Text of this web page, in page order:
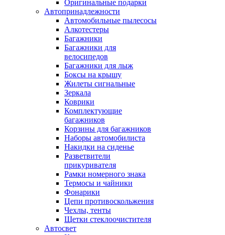
Оригинальные подарки
Автопринадлежности
Автомобильные пылесосы
Алкотестеры
Багажники
Багажники для
велосипедов
Багажники для лыж
Боксы на крышу
Жилеты сигнальные
Зеркала
Коврики
Комплектующие
багажников
Корзины для багажников
Наборы автомобилиста
Накидки на сиденье
Разветвители
прикуривателя
Рамки номерного знака
Термосы и чайники
Фонарики
Цепи противоскольжения
Чехлы, тенты
Щетки стеклоочистителя
Автосвет